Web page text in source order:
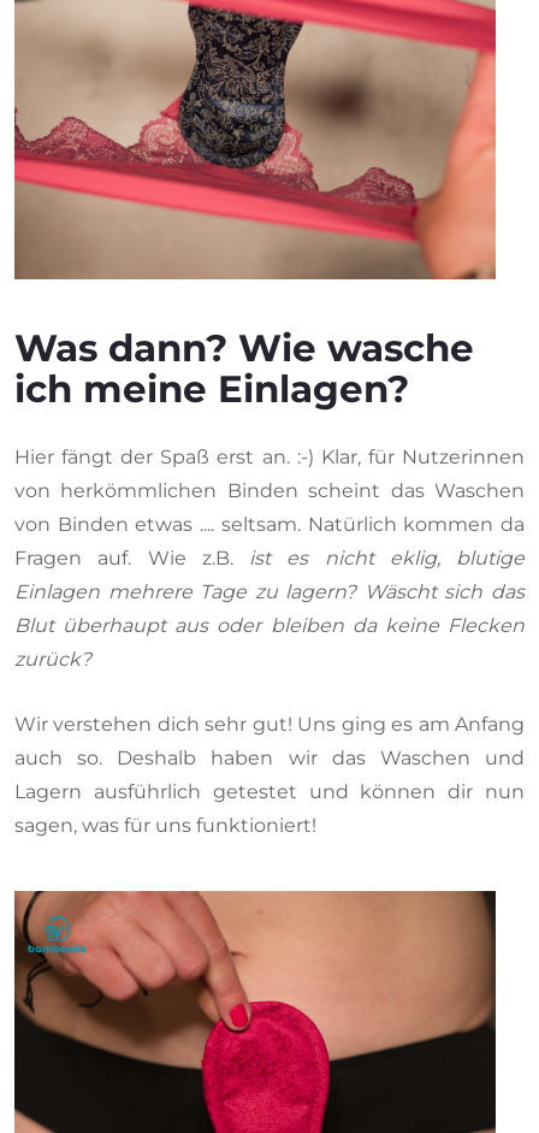
Was dann? Wie wasche
ich meine Einlagen?
Hier fängt der Spaß erst an. :-) Klar, für Nutzerinnen
von herkömmlichen Binden scheint das Waschen
von Binden etwas .... seltsam. Natürlich kommen da
Fragen auf. Wie z.B. ist es nicht eklig, blutige
Einlagen mehrere Tage zu lagern? Wäscht sich das
Blut überhaupt aus oder bleiben da keine Flecken
zurück?
Wir verstehen dich sehr gut! Uns ging es am Anfang
auch so. Deshalb haben wir das Waschen und
Lagern ausführlich getestet und können dir nun
sagen, was für uns funktioniert!